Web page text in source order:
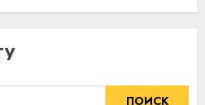
08.08.2026